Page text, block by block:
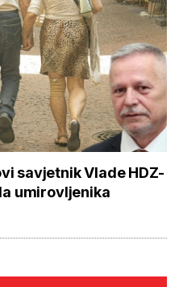
savjetnik Vlade HDZ-
umirovljenika